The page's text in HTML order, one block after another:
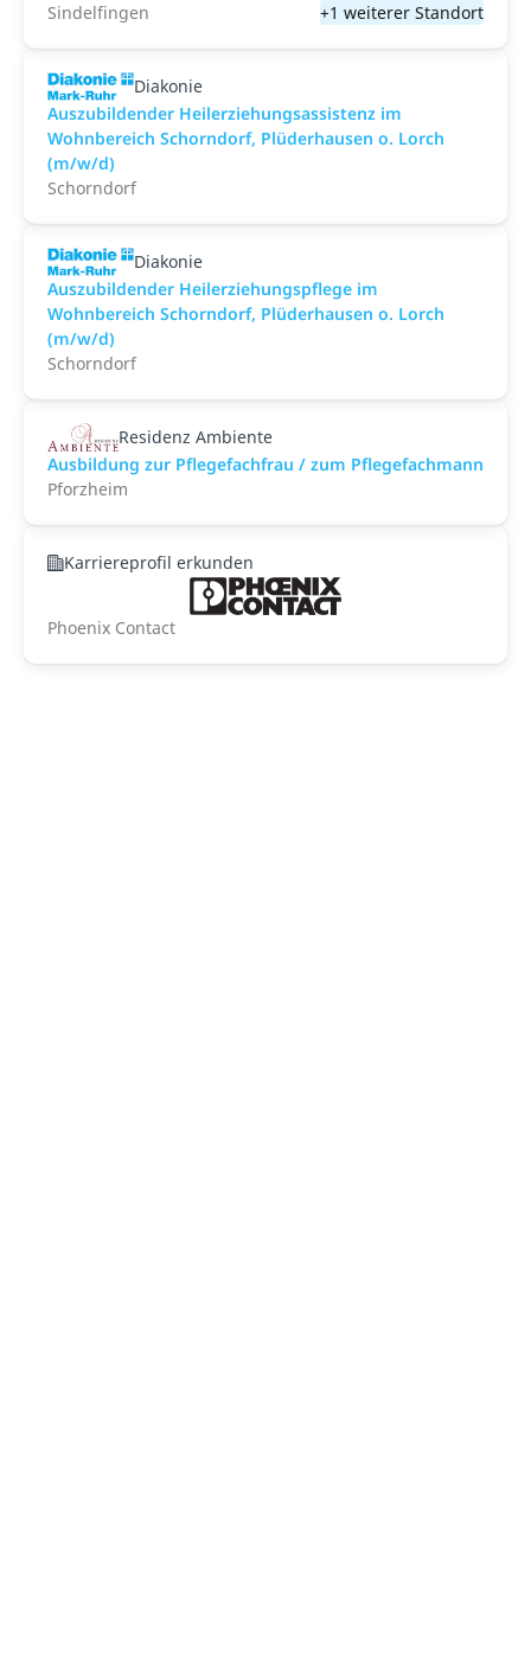
Sindelfingen
+1 weiterer Standort
Diakonie
Auszubildender Heilerziehungsassistenz im
Wohnbereich Schorndorf, Plüderhausen o. Lorch
(m/w/d)
Schorndorf
Diakonie
Auszubildender Heilerziehungspflege im
Wohnbereich Schorndorf, Plüderhausen o. Lorch
(m/w/d)
Schorndorf
Residenz Ambiente
Ausbildung zur Pflegefachfrau / zum Pflegefachmann
Pforzheim
Karriereprofil erkunden
Phoenix Contact